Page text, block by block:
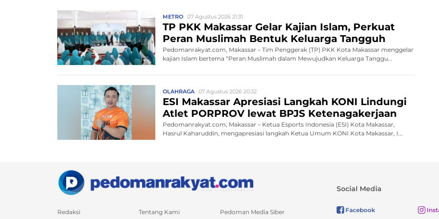
METRO 07 Agustus 2026 21:31
TP PKK Makassar Gelar Kajian Islam, Perkuat
Peran Muslimah Bentuk Keluarga Tangguh
Pedomanrakyat.com, Makassar – Tim Penggerak (TP) PKK Kota Makassar menggelar
kajian Islam bertema “Peran Muslimah dalam Mewujudkan Keluarga Tanggu...
OLAHRAGA 07 Agustus 2026 20:32
ESI Makassar Apresiasi Langkah KONI Lindungi
Atlet PORPROV lewat BPJS Ketenagakerjaan
Pedomanrakyat.com, Makassar – Ketua Esports Indonesia (ESI) Kota Makassar,
Hasrul Kaharuddin, mengapresiasi langkah Ketua Umum KONI Kota Makassar, I...
Redaksi Tentang Kami Pedoman Media Siber
Social Media
Facebook